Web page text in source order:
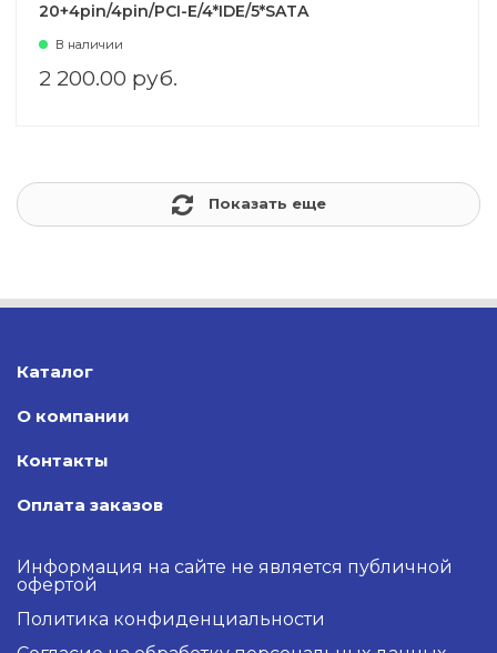
20+4pin/4pin/PCI-E/4*IDE/5*SATA
В наличии
2 200.00 руб.
Показать еще
Каталог
О компании
Контакты
Оплата заказов
Информация на сайте не является публичной
офертой
Политика конфиденциальности